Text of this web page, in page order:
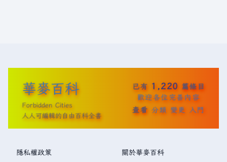
華麥百科
Forbidden Cities
人人可編輯的自由百科全書
已有 1,220 篇條目
歡迎各位完善內容
查看 分類 變更 入門
隱私權政策 關於華麥百科